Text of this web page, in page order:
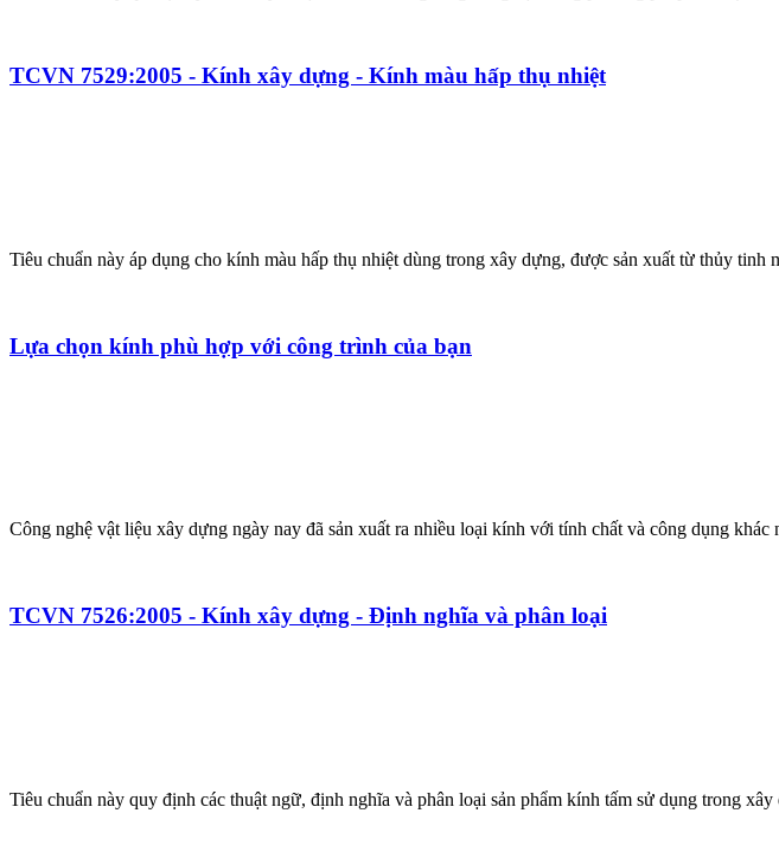
TCVN 7529:2005 - Kính xây dựng - Kính màu hấp thụ nhiệt
Tiêu chuẩn này áp dụng cho kính màu hấp thụ nhiệt dùng trong xây dựng, được sản xuất từ thủy
Lựa chọn kính phù hợp với công trình của bạn
Công nghệ vật liệu xây dựng ngày nay đã sản xuất ra nhiều loại kính với tính chất và công dụng
TCVN 7526:2005 - Kính xây dựng - Định nghĩa và phân loại
Tiêu chuẩn này quy định các thuật ngữ, định nghĩa và phân loại sản phẩm kính tấm sử dụng trong xây